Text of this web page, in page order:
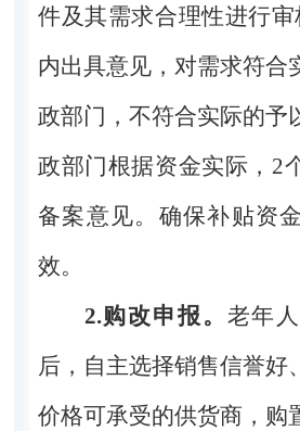
件及其需求合理性进行审
内出具意见，对需求符合
政部门，不符合实际的予
政部门根据资金实际， 2
备案意见。确保补贴资
效。
2.购改申报。 老年
后，自主选择销售信誉好
价格可承受的供货商，购